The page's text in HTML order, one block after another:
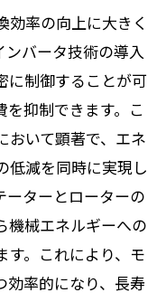
効率の向上に大きく
ンバータ技術の導入
に制御することが可
抑制できます。こ
おいて顕著で、エネ
低減を同時に実現し
ーターとローターの
機械エネルギーへの
す。これにより、モ
効率的になり、長寿